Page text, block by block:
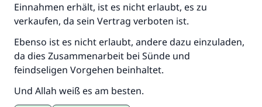
Einnahmen erhält, ist es nicht erlaubt, es zu
verkaufen, da sein Vertrag verboten ist.
Ebenso ist es nicht erlaubt, andere dazu einzuladen,
da dies Zusammenarbeit bei Sünde und
feindseligen Vorgehen beinhaltet.
Und Allah weiß es am besten.